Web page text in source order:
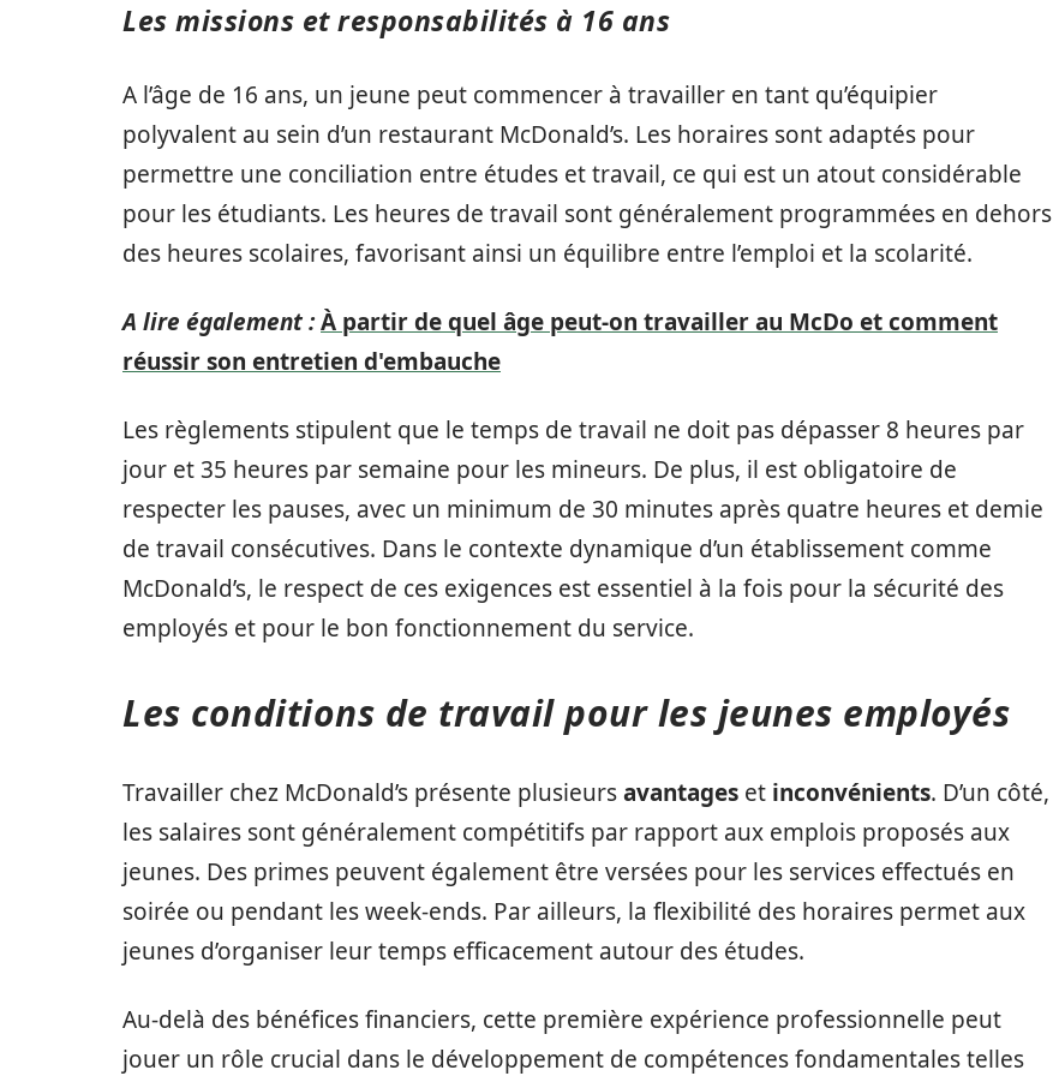
Les missions et responsabilités à 16 ans
A l’âge de 16 ans, un jeune peut commencer à travailler en tant qu’équipier
polyvalent au sein d’un restaurant McDonald’s. Les horaires sont adaptés pour
permettre une conciliation entre études et travail, ce qui est un atout considérable
pour les étudiants. Les heures de travail sont généralement programmées en dehors
des heures scolaires, favorisant ainsi un équilibre entre l’emploi et la scolarité.
A lire également :À partir de quel âge peut-on travailler au McDo et comment
réussir son entretien d'embauche
Les règlements stipulent que le temps de travail ne doit pas dépasser 8 heures par
jour et 35 heures par semaine pour les mineurs. De plus, il est obligatoire de
respecter les pauses, avec un minimum de 30 minutes après quatre heures et demie
de travail consécutives. Dans le contexte dynamique d’un établissement comme
McDonald’s, le respect de ces exigences est essentiel à la fois pour la sécurité des
employés et pour le bon fonctionnement du service.
Les conditions de travail pour les jeunes employés
Travailler chez McDonald’s présente plusieursavantages et inconvénients. D’un côté,
les salaires sont généralement compétitifs par rapport aux emplois proposés aux
jeunes. Des primes peuvent également être versées pour les services effectués en
soirée ou pendant les week-ends. Par ailleurs, la flexibilité des horaires permet aux
jeunes d’organiser leur temps efficacement autour des études.
Au-delà des bénéfices financiers, cette première expérience professionnelle peut
jouer un rôle crucial dans le développement de compétences fondamentales telles